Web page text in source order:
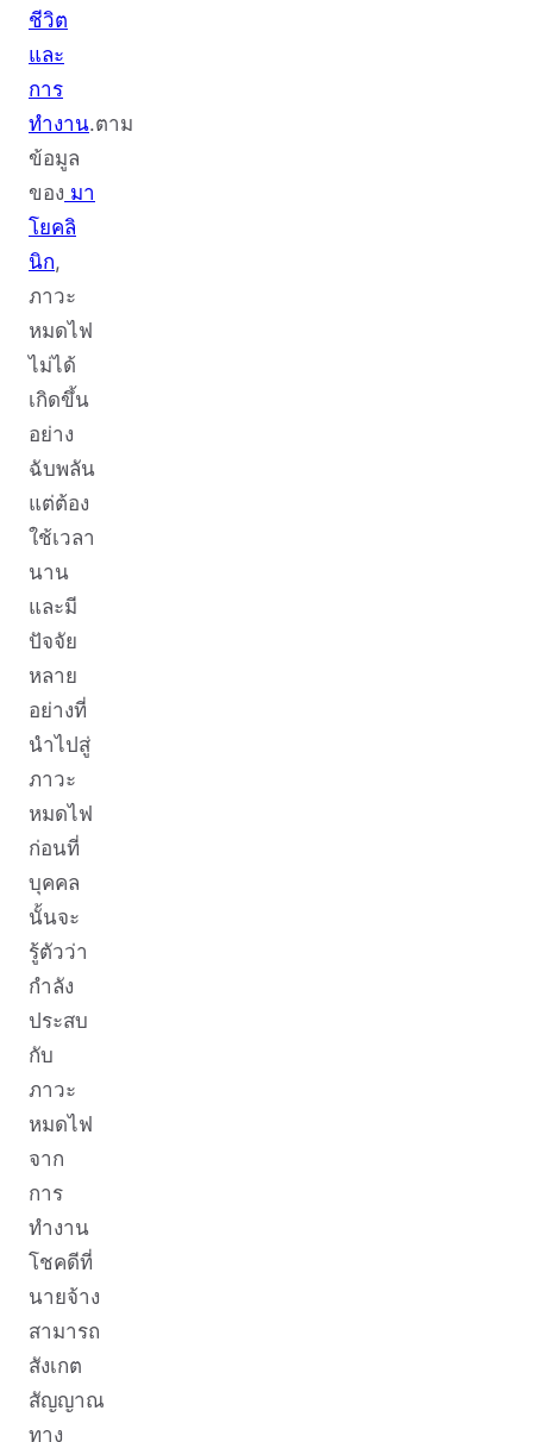
ชีวิต
และ
การ
ทำงาน.ตาม
ข้อมูล
ของ มา
โยคลิ
นิก,
ภาวะ
หมดไฟ
ไม่ได้
เกิดขึ้น
อย่าง
ฉับพลัน
แต่ต้อง
ใช้เวลา
นาน
และมี
ปัจจัย
หลาย
อย่างที่
นำไปสู่
ภาวะ
หมดไฟ
ก่อนที่
บุคคล
นั้นจะ
รู้ตัวว่า
กำลัง
ประสบ
กับ
ภาวะ
หมดไฟ
จาก
การ
ทำงาน
โชคดีที่
นายจ้าง
สามารถ
สังเกต
สัญญาณ
ทาง